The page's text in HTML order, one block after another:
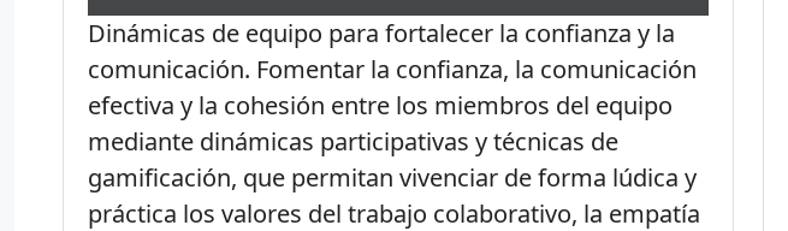
Dinámicas de equipo para fortalecer la confianza y la
comunicación. Fomentar la confianza, la comunicación
efectiva y la cohesión entre los miembros del equipo
mediante dinámicas participativas y técnicas de
gamificación, que permitan vivenciar de forma lúdica y
práctica los valores del trabajo colaborativo, la empatía